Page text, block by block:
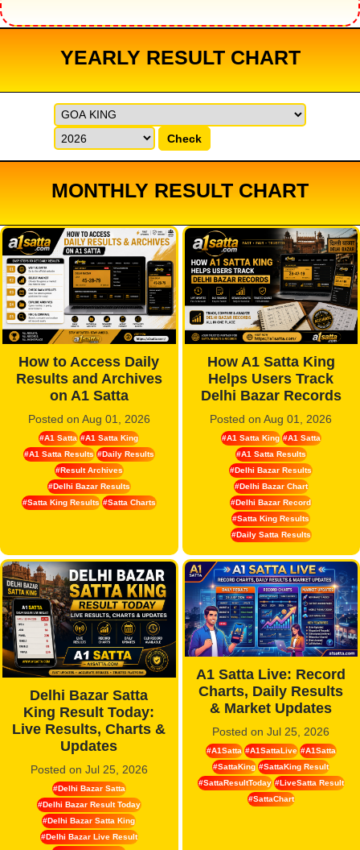
YEARLY RESULT CHART
Check
MONTHLY RESULT CHART
How to Access Daily
Results and Archives
on A1 Satta
Posted on Aug 01, 2026
#A1 Satta #A1 Satta King
#A1 Satta Results #Daily Results
#Result Archives
#Delhi Bazar Results
#Satta King Results #Satta Charts
How A1 Satta King
Helps Users Track
Delhi Bazar Records
Posted on Aug 01, 2026
#A1 Satta King #A1 Satta
#A1 Satta Results
#Delhi Bazar Results
#Delhi Bazar Chart
#Delhi Bazar Record
#Satta King Results
#Daily Satta Results
Delhi Bazar Satta
King Result Today:
Live Results, Charts &
Updates
Posted on Jul 25, 2026
#Delhi Bazar Satta
#Delhi Bazar Result Today
#Delhi Bazar Satta King
#Delhi Bazar Live Result
A1 Satta Live: Record
Charts, Daily Results
& Market Updates
Posted on Jul 25, 2026
#A1Satta #A1SattaLive #A1Satta
#SattaKing #SattaKing Result
#SattaResultToday #LiveSatta Result
#SattaChart